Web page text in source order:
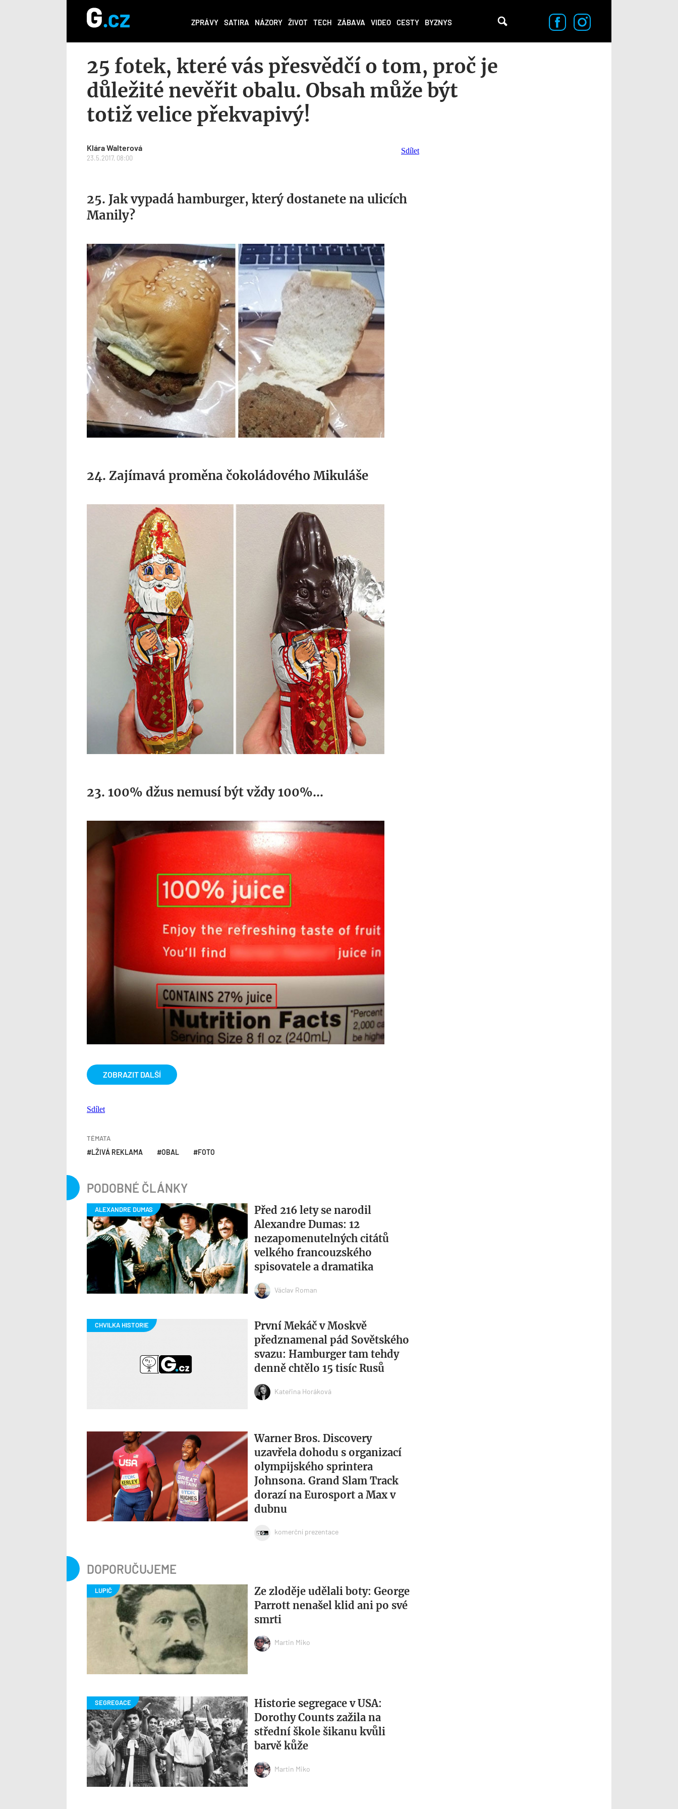
ZPRÁVY SATIRA NÁZORY ŽIVOT TECH ZÁBAVA VIDEO CESTY BYZNYS
25 fotek, které vás přesvědčí o tom, proč je
důležité nevěřit obalu. Obsah může být
totiž velice překvapivý!
Klára Walterová
23.5.2017, 08:00
Sdílet
25. Jak vypadá hamburger, který dostanete na ulicích
Manily?
24. Zajímavá proměna čokoládového Mikuláše
23. 100% džus nemusí být vždy 100%...
ZOBRAZIT DALŠÍ
Sdílet
TÉMATA
LŽIVÁ REKLAMA OBAL FOTO
PODOBNÉ ČLÁNKY
Před 216 lety se narodil
Alexandre Dumas: 12
nezapomenutelných citátů
velkého francouzského
spisovatele a dramatika
Václav Roman
První Mekáč v Moskvě
předznamenal pád Sovětského
svazu: Hamburger tam tehdy
denně chtělo 15 tisíc Rusů
Kateřina Horáková
Warner Bros. Discovery
uzavřela dohodu s organizací
olympijského sprintera
Johnsona. Grand Slam Track
dorazí na Eurosport a Max v
dubnu
komerční prezentace
DOPORUČUJEME
Ze zloděje udělali boty: George
Parrott nenašel klid ani po své
smrti
Martin Miko
Historie segregace v USA:
Dorothy Counts zažila na
střední škole šikanu kvůli
barvě kůže
Martin Miko